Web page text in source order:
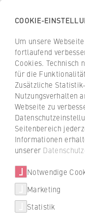
Z
u
ü
k
u
S
a
H
c
h
s
c
h
u
l
e
f
r
W
i
r
Z
u
r
ü
c
k
z
u
r
t
a
t
Studiengänge
Weitere
International
5 Polizei
Hier finden Sie
zu einem
Public
Management.
COOKIE-
Um unsere
fortlaufend
Cookies. Technisch
für die
Zusätzliche
Nutzungsverhalten
Webseite zu
Seitenbereich
Informationen
unserer
Notwendige
Marketing
Statistik